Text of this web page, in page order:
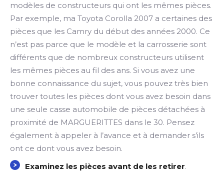
modèles de constructeurs qui ont les mêmes pièces.
Par exemple, ma Toyota Corolla 2007 a certaines des
pièces que les Camry du début des années 2000. Ce
n’est pas parce que le modèle et la carrosserie sont
différents que de nombreux constructeurs utilisent
les mêmes pièces au fil des ans. Si vous avez une
bonne connaissance du sujet, vous pouvez très bien
trouver toutes les pièces dont vous avez besoin dans
une seule casse automobile de pièces détachées à
proximité de MARGUERITTES dans le 30. Pensez
également à appeler à l’avance et à demander s’ils
ont ce dont vous avez besoin.
Examinez les pièces avant de les retirer.